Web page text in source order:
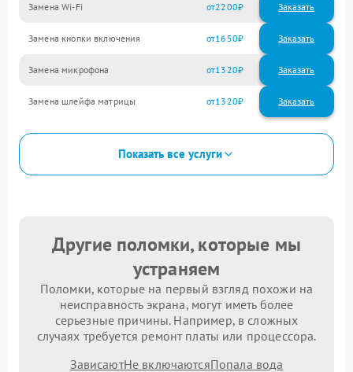
Замена Wi-Fi 2200
Замена кнопки включения 1650
Замена микрофона 1320
Замена шлейфа матрицы 1320
Показать все услуги
Другие поломки, которые мы
устраняем
Поломки, которые на первый взгляд похожи на
неисправность экрана, могут иметь более
серьезные причины. Например, в сложных
случаях требуется ремонт платы или процессора.
ЗависаютНе включаютсяПопала вода